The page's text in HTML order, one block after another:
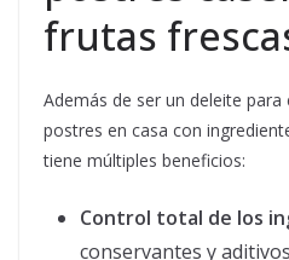
frutas
Además de ser un deleite para
postres en casa con
tiene múltiples beneficios:
Control total de los
conservantes y